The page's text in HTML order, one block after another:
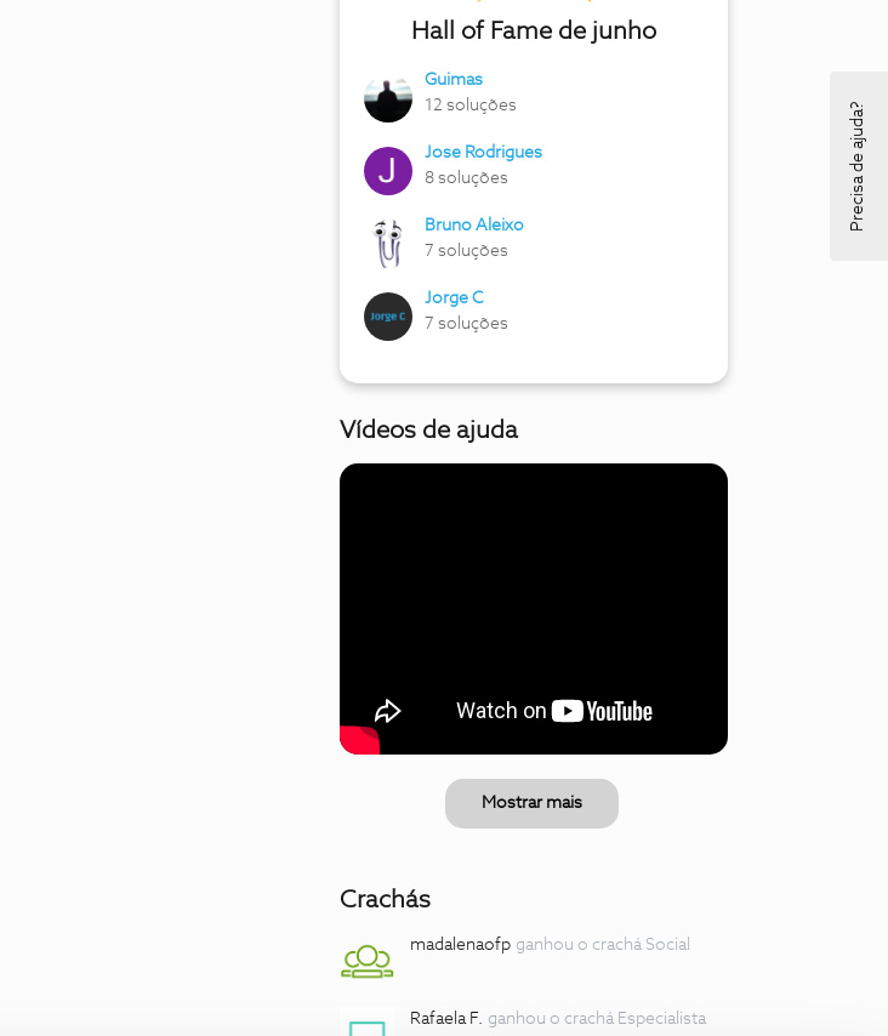
Hall of Fame de junho
Guimas
12 soluções
Jose Rodrigues
8 soluções
Bruno Aleixo
7 soluções
Jorge C
7 soluções
Vídeos de ajuda
Mostrar mais
Crachás
madalenaofp ganhou o crachá Social
Rafaela F. ganhou o crachá Especialista
Precisa de ajuda?